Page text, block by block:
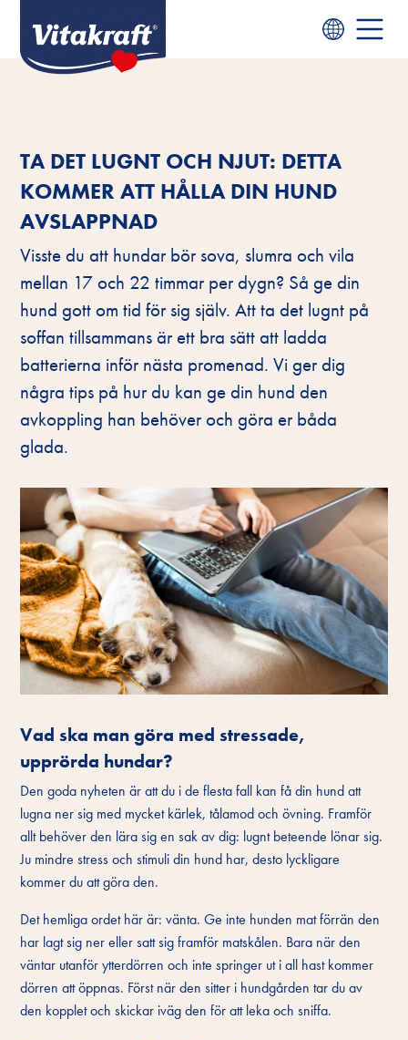
TA DET LUGNT OCH NJUT: DETTA
KOMMER ATT HÅLLA DIN HUND
AVSLAPPNAD
Visste du att hundar bör sova, slumra och vila
mellan 17 och 22 timmar per dygn? Så ge din
hund gott om tid för sig själv. Att ta det lugnt på
soffan tillsammans är ett bra sätt att ladda
batterierna inför nästa promenad. Vi ger dig
några tips på hur du kan ge din hund den
avkoppling han behöver och göra er båda
glada.
Vad ska man göra med stressade,
upprörda hundar?
Den goda nyheten är att du i de flesta fall kan få din hund att
lugna ner sig med mycket kärlek, tålamod och övning. Framför
allt behöver den lära sig en sak av dig: lugnt beteende lönar sig.
Ju mindre stress och stimuli din hund har, desto lyckligare
kommer du att göra den.
Det hemliga ordet här är: vänta. Ge inte hunden mat förrän den
har lagt sig ner eller satt sig framför matskålen. Bara när den
väntar utanför ytterdörren och inte springer ut i all hast kommer
dörren att öppnas. Först när den sitter i hundgården tar du av
den kopplet och skickar iväg den för att leka och sniffa.